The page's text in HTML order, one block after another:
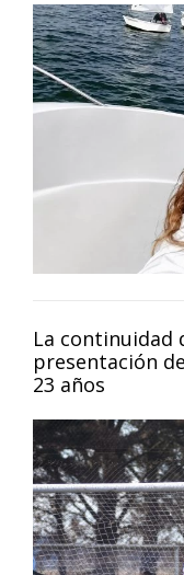
La continuidad
presentación
23 años